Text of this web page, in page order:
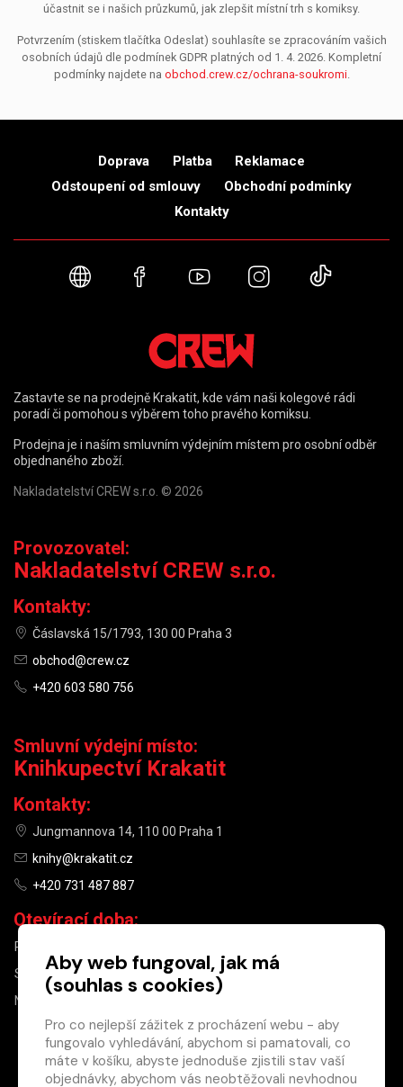
účastnit se i našich průzkumů, jak zlepšit místní trh s komiksy.
Potvrzením (stiskem tlačítka Odeslat) souhlasíte se zpracováním vašich
osobních údajů dle podmínek GDPR platných od 1. 4. 2026. Kompletní
podmínky najdete na obchod.crew.cz/ochrana-soukromi.
×
Doprava Platba
Reklamace
Odstoupení od smlouvy
Obchodní podmínky
Kontakty
Webové stránky
FacebookYouTubeInstagram
Zastavte se na prodejně Krakatit, kde vám naši kolegové rádi
poradí či pomohou s výběrem toho pravého komiksu.
Prodejna je i naším smluvním výdejním místem pro osobní odběr
objednaného zboží.
Nakladatelství CREW s.r.o. © 2026
Provozovatel:
Nakladatelství CREW s.r.o.
Kontakty:
Čáslavská 15/1793, 130 00 Praha 3
obchod@crew.cz
+420 603 580 756
Smluvní výdejní místo:
Knihkupectví Krakatit
Kontakty:
Jungmannova 14, 110 00 Praha 1
knihy@krakatit.cz
+420 731 487 887
Otevírací doba:
PO–PÁ
SO
10:00–13:00
NE
Aby web fungoval, jak má
(souhlas s cookies)
Pro co nejlepší zážitek z procházení webu - aby
fungovalo vyhledávání, abychom si pamatovali, co
máte v košíku, abyste jednoduše zjistili stav vaší
objednávky, abychom vás neobtěžovali nevhodnou